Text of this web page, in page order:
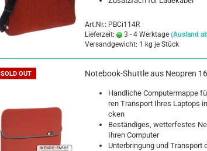
Art.Nr.: PBCi114R
Lieferzeit:
3 - 4 Werktage (Ausland
Versandgewicht: 1 kg je Stück
SOLD OUT Notebook-​​Shut­tle aus Neo­pren
Hand­li­che Com­pu­ter­map­pe
ren Trans­port Ihres Lap­tops
cken
Be­stän­di­ges, wet­ter­fes­tes
Ihren Com­pu­ter
Un­ter­brin­gung und Trans­port